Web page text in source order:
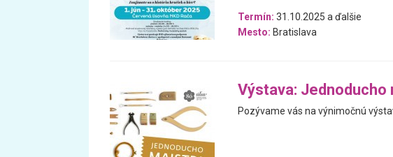
Termín: 31.10.2025 a ďalšie
Mesto: Bratislava
Výstava: Jednoducho
Pozývame vás na výnimočnú